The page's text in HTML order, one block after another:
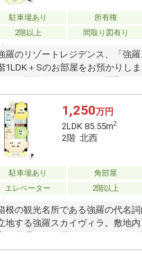
駐車場あり 所有権
2階以上
間取り図有り
羅のリゾートレジデンス、「強
1LDK＋Sのお部屋をお預かりしま
ンでは比較的コンパクトな間取り
当たりも良く、バルコニーから
お愉しみいただけます。ご内見の
気軽にご連絡くださいませ。
1,250万円
2LDK 85.55m2
2階 北西
駐車場あり 角部屋
エレベーター
2階以上
根の観光名所である強羅の代名
地する強羅スカイヴィラ。敷地内
寧な管理が行き届いており、何より
ー様たちも感心するほど清潔感